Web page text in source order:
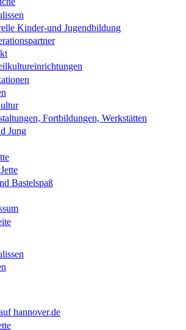
Kinder-und Jugendbildung
Fortbildungen, Werkstätten
Jung
Bastelspaß
hannover.de